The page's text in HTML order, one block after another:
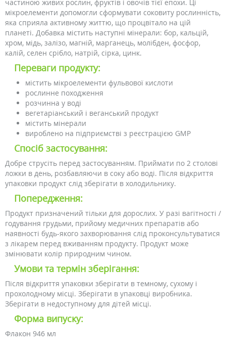
частиною живих рослин, фруктів і овочів тієї епохи. Ці
мікроелементи допомогли сформувати соковиту рослинність,
яка сприяла активному життю, що процвітало на цій
планеті. Добавка містить наступні мінерали: бор, кальцій,
хром, мідь, залізо, магній, марганець, молібден, фосфор,
калій, селен срібло, натрій, сірка, цинк.
Переваги продукту:
містить мікроелементи фульвової кислоти
рослинне походження
розчинна у воді
вегетаріанський і веганський продукт
містить мінерали
вироблено на підприємстві з реєстрацією GMP
Спосіб застосування:
Добре струсіть перед застосуванням. Приймати по 2 столові
ложки в день, розбавляючи в соку або воді. Після відкриття
упаковки продукт слід зберігати в холодильнику.
Попередження:
Продукт призначений тільки для дорослих. У разі вагітності /
годування грудьми, прийому медичних препаратів або
наявності будь-якого захворювання слід проконсультуватися
з лікарем перед вживанням продукту. Продукт може
змінювати колір природним чином.
Умови та термін зберігання:
Після відкриття упаковки зберігати в темному, сухому і
прохолодному місці. Зберігати в упаковці виробника.
Зберігати в недоступному для дітей місці.
Форма випуску:
Флакон 946 мл